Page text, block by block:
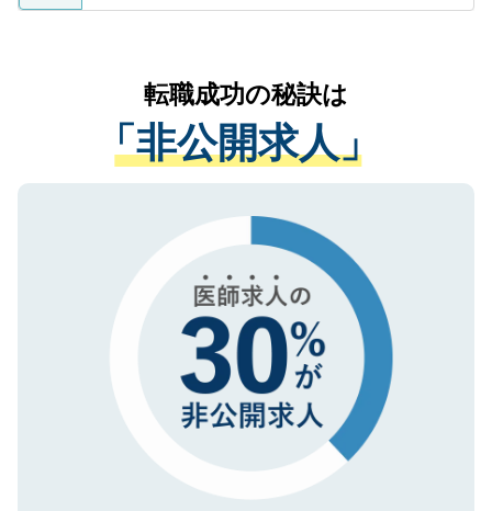
ているすべての個人データはご本人の許可
は、個人情報の取り扱いについての厳密な
管理基準を満たした事業者のみに付与され
る、プライバシーマークを取得済みです。
で、機密保持に関してもご安心ください。
かがいして、現在の医療機関の状況や紹介
経験をまじえながら、適切なアドバイスを
させていただきます。すぐにご転職をされ
ない方には、長期的なサポートが可能です
ので、まずはご登録ください。
転職成功の秘訣は
「非公開求人」